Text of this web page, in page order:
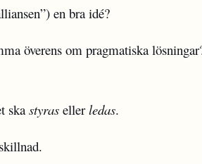
en bra idé?
överens om pragmatiska
skastyras ellerledas.